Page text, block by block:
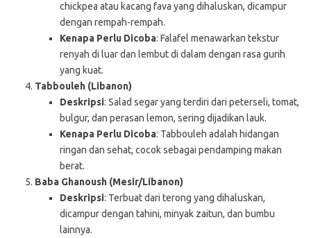
chickpea atau kacang fava yang dihaluskan, dicampur
dengan rempah-rempah.
Kenapa Perlu Dicoba: Falafel menawarkan tekstur
renyah di luar dan lembut di dalam dengan rasa gurih
yang kuat.
Tabbouleh (Libanon)
Deskripsi: Salad segar yang terdiri dari peterseli, tomat,
bulgur, dan perasan lemon, sering dijadikan lauk.
Kenapa Perlu Dicoba: Tabbouleh adalah hidangan
ringan dan sehat, cocok sebagai pendamping makan
berat.
Baba Ghanoush (Mesir/Libanon)
Deskripsi: Terbuat dari terong yang dihaluskan,
dicampur dengan tahini, minyak zaitun, dan bumbu
lainnya.